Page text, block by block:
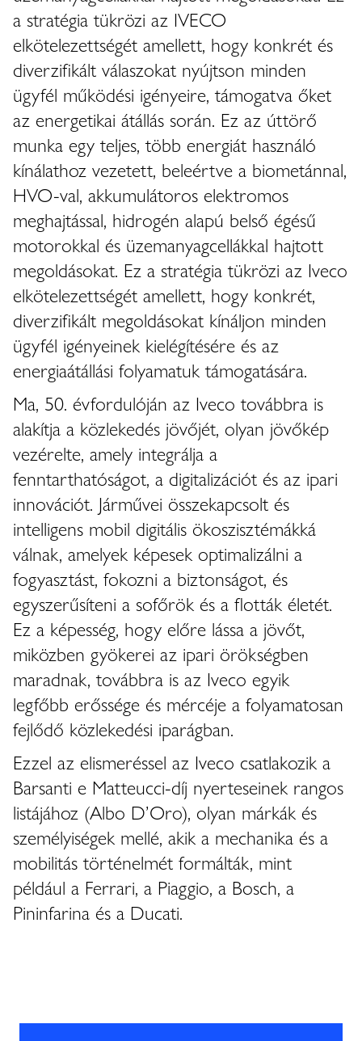
a stratégia tükrözi az IVECO
elkötelezettségét amellett, hogy konkrét és
diverzifikált válaszokat nyújtson minden
ügyfél működési igényeire, támogatva őket
az energetikai átállás során. Ez az úttörő
munka egy teljes, több energiát használó
kínálathoz vezetett, beleértve a biometánnal,
HVO-val, akkumulátoros elektromos
meghajtással, hidrogén alapú belső égésű
motorokkal és üzemanyagcellákkal hajtott
megoldásokat. Ez a stratégia tükrözi az Iveco
elkötelezettségét amellett, hogy konkrét,
diverzifikált megoldásokat kínáljon minden
ügyfél igényeinek kielégítésére és az
energiaátállási folyamatuk támogatására.
Ma, 50. évfordulóján az Iveco továbbra is
alakítja a közlekedés jövőjét, olyan jövőkép
vezérelte, amely integrálja a
fenntarthatóságot, a digitalizációt és az ipari
innovációt. Járművei összekapcsolt és
intelligens mobil digitális ökoszisztémákká
válnak, amelyek képesek optimalizálni a
fogyasztást, fokozni a biztonságot, és
egyszerűsíteni a sofőrök és a flották életét.
Ez a képesség, hogy előre lássa a jövőt,
miközben gyökerei az ipari örökségben
maradnak, továbbra is az Iveco egyik
legfőbb erőssége és mércéje a folyamatosan
fejlődő közlekedési iparágban.
Ezzel az elismeréssel az Iveco csatlakozik a
Barsanti e Matteucci-díj nyerteseinek rangos
listájához (Albo D’Oro), olyan márkák és
személyiségek mellé, akik a mechanika és a
mobilitás történelmét formálták, mint
például a Ferrari, a Piaggio, a Bosch, a
Pininfarina és a Ducati.